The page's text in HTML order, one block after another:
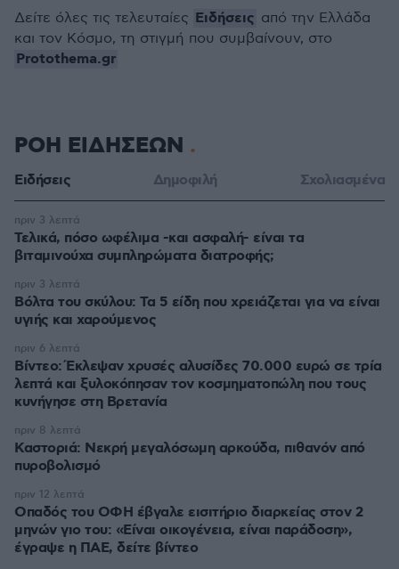
Δείτε όλες τις τελευταίες Ειδήσεις από την Ελλάδα
και τον Κόσμο, τη στιγμή που συμβαίνουν, στο
Protothema.gr
ΡΟΗ ΕΙΔΗΣΕΩΝ
Ειδήσεις Δημοφιλή Σχολιασμένα
Τελικά, πόσο ωφέλιμα -και ασφαλή- είναι τα
βιταμινούχα συμπληρώματα διατροφής;
πριν 3 λεπτά
Βόλτα του σκύλου: Τα 5 είδη που χρειάζεται για να είναι
υγιής και χαρούμενος
πριν 3 λεπτά
Βίντεο: Έκλεψαν χρυσές αλυσίδες 70.000 ευρώ σε τρία
λεπτά και ξυλοκόπησαν τον κοσμηματοπώλη που τους
κυνήγησε στη Βρετανία
πριν 6 λεπτά
Καστοριά: Νεκρή μεγαλόσωμη αρκούδα, πιθανόν από
πυροβολισμό
πριν 8 λεπτά
Οπαδός του ΟΦΗ έβγαλε εισιτήριο διαρκείας στον 2
μηνών γιο του: «Είναι οικογένεια, είναι παράδοση»,
έγραψε η ΠΑΕ, δείτε βίντεο
πριν 12 λεπτά